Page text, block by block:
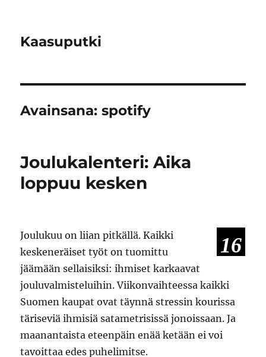
Kaasuputki
Avainsana:spotify
Joulukalenteri: Aika
loppuu kesken
16
Joulukuu on liian pitkällä. Kaikki
keskeneräiset työt on tuomittu
jäämään sellaisiksi: ihmiset karkaavat
jouluvalmisteluihin. Viikonvaihteessa kaikki
Suomen kaupat ovat täynnä stressin kourissa
täriseviä ihmisiä satametrisissä jonoissaan. Ja
maanantaista eteenpäin enää ketään ei voi
tavoittaa edes puhelimitse.